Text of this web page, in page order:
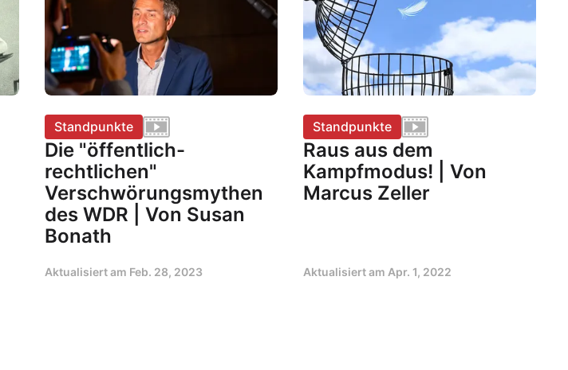
Standpunkte
Die "öffentlich-
rechtlichen"
Verschwörungsmythen
des WDR | Von Susan
Bonath
Aktualisiert am Feb. 28, 2023
Standpunkte
Raus aus dem
Kampfmodus! | Von
Marcus Zeller
Aktualisiert am Apr. 1, 2022